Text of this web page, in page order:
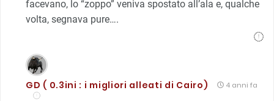
facevano, lo “zoppo” veniva spostato all’ala e, qualche
volta, segnava pure….
GD ( 0.3ini : i migliori alleati di Cairo) 4 anni fa